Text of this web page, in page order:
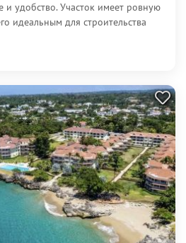
и удобство. Участок имеет ровную
идеальным для строительства